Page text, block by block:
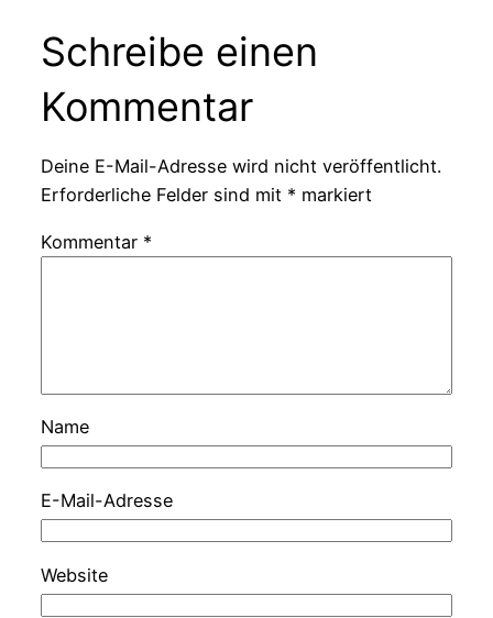
Schreibe einen
Kommentar
Deine E-Mail-Adresse wird nicht veröffentlicht.
Erforderliche Felder sind mit * markiert
Kommentar *
Name
E-Mail-Adresse
Website